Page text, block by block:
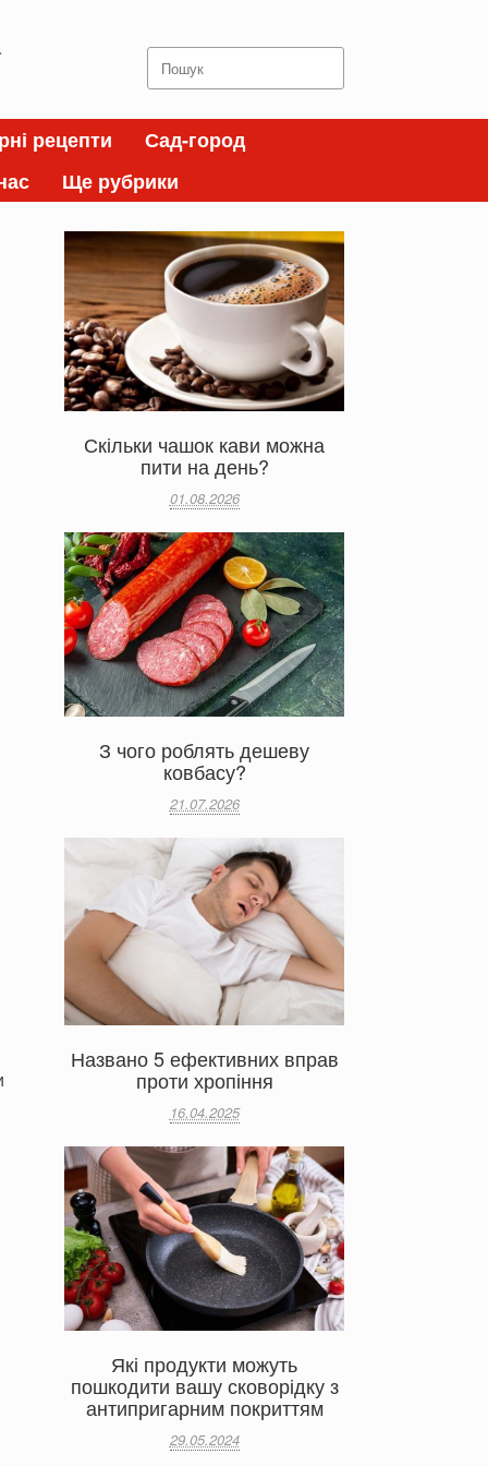
Search
for:
рецепти
Сад-город
Ще рубрики
Скільки чашок кави можна
пити на день?
01.08.2026
З чого роблять дешеву
ковбасу?
21.07.2026
Названо 5 ефективних вправ
проти хропіння
16.04.2025
Які продукти можуть
пошкодити вашу сковорідку з
антипригарним покриттям
29.05.2024